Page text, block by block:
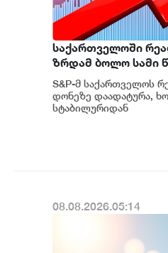
საქართველოში
ზრდამ ბოლო სამი
განმავლობაში
შეადგინა, რაც
ერთი ყველაზე
S&P-მ საქართველოს
დონეზე დაადატურა,
სტაბილურიდან
08.08.2026.05:14